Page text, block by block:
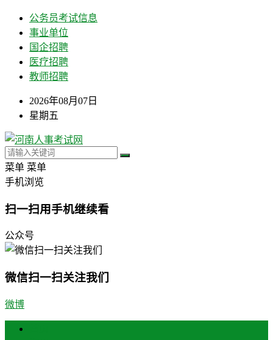
公务员考试信息
事业单位
国企招聘
医疗招聘
教师招聘
2026年08月07日
星期五
菜单 菜单
手机浏览
扫一扫用手机继续看
公众号
微信扫一扫关注我们
微博